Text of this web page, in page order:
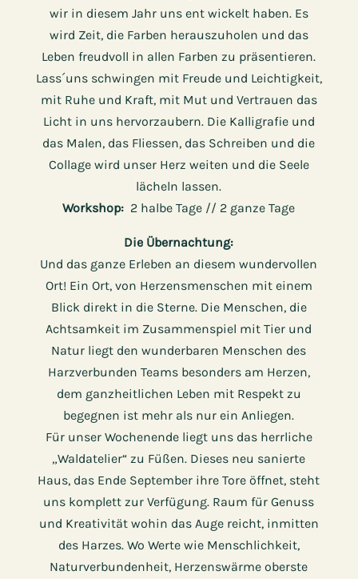
wir in diesem Jahr uns ent wickelt haben. Es
wird Zeit, die Farben herauszuholen und das
Leben freudvoll in allen Farben zu präsentieren.
Lass´uns schwingen mit Freude und Leichtigkeit,
mit Ruhe und Kraft, mit Mut und Vertrauen das
Licht in uns hervorzaubern. Die Kalligrafie und
das Malen, das Fliessen, das Schreiben und die
Collage wird unser Herz weiten und die Seele
lächeln lassen.
Workshop: 2 halbe Tage // 2 ganze Tage
Die Übernachtung:
Und das ganze Erleben an diesem wundervollen
Ort! Ein Ort, von Herzensmenschen mit einem
Blick direkt in die Sterne. Die Menschen, die
Achtsamkeit im Zusammenspiel mit Tier und
Natur liegt den wunderbaren Menschen des
Harzverbunden Teams besonders am Herzen,
dem ganzheitlichen Leben mit Respekt zu
begegnen ist mehr als nur ein Anliegen.
Für unser Wochenende liegt uns das herrliche
„Waldatelier“ zu Füßen. Dieses neu sanierte
Haus, das Ende September ihre Tore öffnet, steht
uns komplett zur Verfügung. Raum für Genuss
und Kreativität wohin das Auge reicht, inmitten
des Harzes. Wo Werte wie Menschlichkeit,
Naturverbundenheit, Herzenswärme oberste